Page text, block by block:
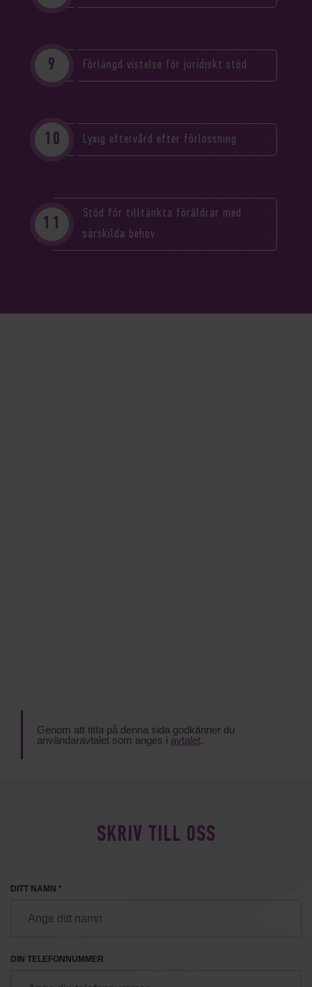
Förlängd vistelse för juridiskt stöd
Lyxig eftervård efter förlossning
Stöd för tilltänkta föräldrar med
särskilda behov
Genom att titta på denna sida godkänner du
användaravtalet som anges i avtalet.
SKRIV TILL OSS
DITT NAMN *
DIN TELEFONNUMMER